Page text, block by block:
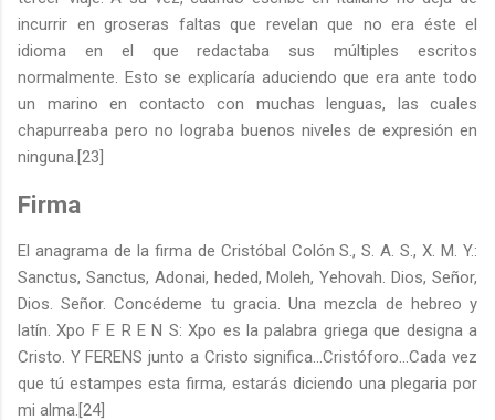
incurrir en groseras faltas que revelan que no era éste el
idioma en el que redactaba sus múltiples escritos
normalmente. Esto se explicaría aduciendo que era ante todo
un marino en contacto con muchas lenguas, las cuales
chapurreaba pero no lograba buenos niveles de expresión en
ninguna.[23]
Firma
El anagrama de la firma de Cristóbal Colón S., S. A. S., X. M. Y.:
Sanctus, Sanctus, Adonai, heded, Moleh, Yehovah. Dios, Señor,
Dios. Señor. Concédeme tu gracia. Una mezcla de hebreo y
latín. Xpo F E R E N S: Xpo es la palabra griega que designa a
Cristo. Y FERENS junto a Cristo significa…Cristóforo…Cada vez
que tú estampes esta firma, estarás diciendo una plegaria por
mi alma.[24]